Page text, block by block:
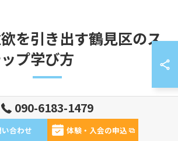
を引き出す鶴見区のス
プ学び方
で意欲を引き出す方法
は、公文式学習において非常に重要な
090-6183-1479
合わせ 体験・入会の申込